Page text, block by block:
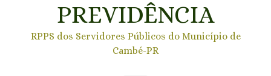
PREVIDÊNCIA
RPPS dos Servidores Públicos do Município de
Cambé-PR